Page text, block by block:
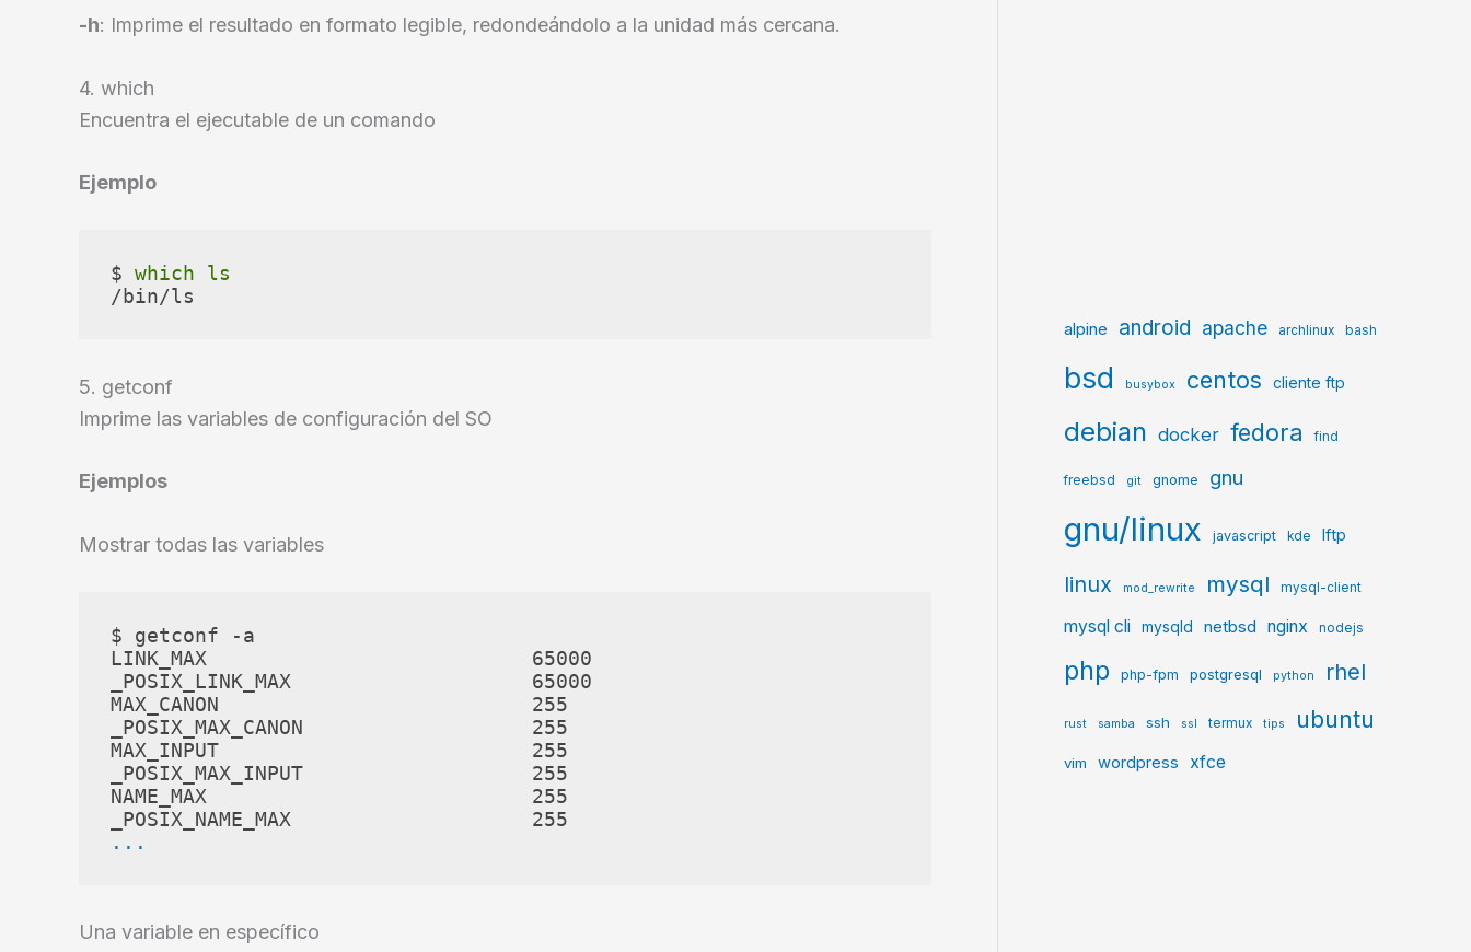
-h: Imprime el resultado en formato legible, redondeándolo a la unidad más cercana.
4. which
Encuentra el ejecutable de un comando
Ejemplo
$ which
ls
/bin/ls
5. getconf
Imprime las variables de configuración del SO
Ejemplos
Mostrar todas las variables
$ getconf -a
LINK_MAX                           65000
_POSIX_LINK_MAX                    65000
MAX_CANON                          255
_POSIX_MAX_CANON                   255
MAX_INPUT                          255
_POSIX_MAX_INPUT                   255
NAME_MAX                           255
...
Una variable en específico
alpine android apache archlinux bash
bsd busybox centos cliente ftp
debian docker fedora find
freebsd git gnome gnu
gnu/linux javascript kde lftp
linux mod_rewrite mysql mysql-client
mysql cli mysqld netbsd nginx nodejs
php php-fpm postgresql python rhel
rust samba ssh ssl termux tips ubuntu
vim wordpress xfce